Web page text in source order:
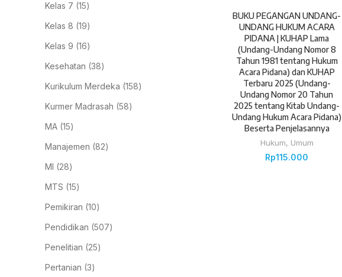
Kelas 7 15
Kelas 8 19
Kelas 9 16
Kesehatan 38
Kurikulum Merdeka 158
Kurmer Madrasah 58
MA 15
Manajemen
82
MI
28
MTS 15
Pemikiran 10
Pendidikan 507
Penelitian
25
Pertanian 3
BUKU PEGANGAN UNDANG-
UNDANG HUKUM ACARA
PIDANA | KUHAP Lama
(Undang-Undang Nomor 8
Tahun 1981 tentang Hukum
Acara Pidana) dan KUHAP
Terbaru 2025 (Undang-
Undang Nomor 20 Tahun
2025 tentang Kitab Undang-
Undang Hukum Acara Pidana)
Beserta Penjelasannya
Hukum, Umum
Rp115.000